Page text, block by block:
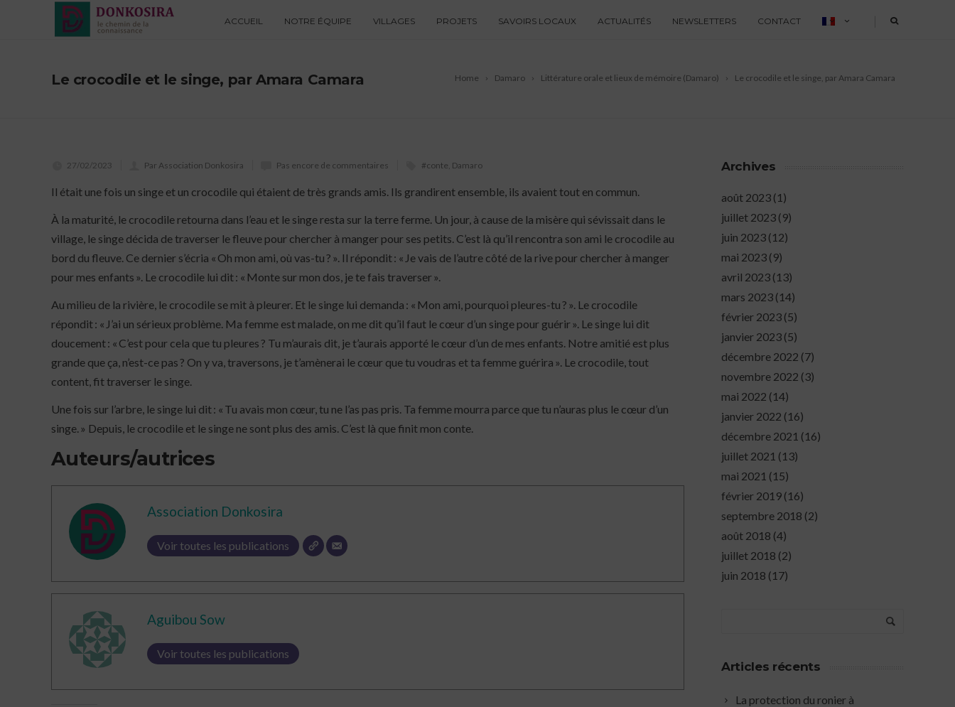
ACCUEIL NOTRE ÉQUIPE VILLAGES PROJETS SAVOIRS LOCAUX ACTUALITÉS NEWSLETTERS CONTACT
Home Damaro Littérature orale et lieux de mémoire (Damaro) Le crocodile et le singe, par Amara Camara
Le crocodile et le singe, par Amara Camara
27/02/2023 Par Association Donkosira Pas encore de commentaires #conte Damaro
Il était une fois un singe et un crocodile qui étaient de très grands amis. Ils grandirent ensemble, ils avaient tout en commun.
À la maturité, le crocodile retourna dans l’eau et le singe resta sur la terre ferme. Un jour, à cause de la misère qui sévissait dans le
village, le singe décida de traverser le fleuve pour chercher à manger pour ses petits. C’est là qu’il rencontra son ami le crocodile au
bord du fleuve. Ce dernier s’écria « Oh mon ami, où vas-tu ? ». Il répondit : « Je vais de l’autre côté de la rive pour chercher à manger
pour mes enfants ». Le crocodile lui dit : « Monte sur mon dos, je te fais traverser ».
Au milieu de la rivière, le crocodile se mit à pleurer. Et le singe lui demanda : « Mon ami, pourquoi pleures-tu ? ». Le crocodile
répondit : « J’ai un sérieux problème. Ma femme est malade, on me dit qu’il faut le cœur d’un singe pour guérir ». Le singe lui dit
doucement : « C’est pour cela que tu pleures ? Tu m’aurais dit, je t’aurais apporté le cœur d’un de mes enfants. Notre amitié est plus
grande que ça, n’est-ce pas ? On y va, traversons, je t’amènerai le cœur que tu voudras et ta femme guérira ». Le crocodile, tout
content, fit traverser le singe.
Une fois sur l’arbre, le singe lui dit : « Tu avais mon cœur, tu ne l’as pas pris. Ta femme mourra parce que tu n’auras plus le cœur d’un
singe. » Depuis, le crocodile et le singe ne sont plus des amis. C’est là que finit mon conte.
Auteurs/autrices
Association Donkosira
Voir toutes les publications
Aguibou Sow
Voir toutes les publications
Archives
août 2023 (1)
juillet 2023 (9)
juin 2023 (12)
mai 2023 (9)
avril 2023 (13)
mars 2023 (14)
février 2023 (5)
janvier 2023 (5)
décembre 2022 (7)
novembre 2022 (3)
mai 2022 (14)
janvier 2022 (16)
décembre 2021 (16)
juillet 2021 (13)
mai 2021 (15)
février 2019 (16)
septembre 2018 (2)
août 2018 (4)
juillet 2018 (2)
juin 2018 (17)
Articles récents
La protection du ronier à